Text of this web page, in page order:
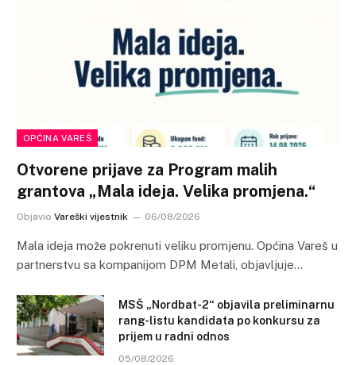
OPĆINA VAREŠ
Otvorene prijave za Program malih
grantova „Mala ideja. Velika promjena.“
Objavio Vareški vijestnik 06/08/2026
Mala ideja može pokrenuti veliku promjenu. Općina Vareš u
partnerstvu sa kompanijom DPM Metali, objavljuje…
MSŠ „Nordbat-2“ objavila preliminarnu
rang-listu kandidata po konkursu za
prijem u radni odnos
05/08/2026